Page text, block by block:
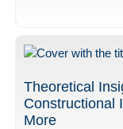
Theoretical
Constructional
More